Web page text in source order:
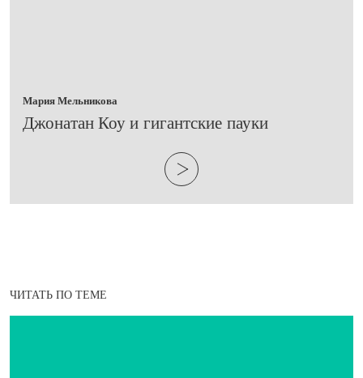
Мария Мельникова
​Джонатан Коу и гигантские пауки
ЧИТАТЬ ПО ТЕМЕ